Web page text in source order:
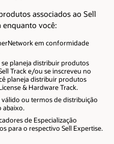
associados ao Sell
enquanto você:
em conformidade
se planeja distribuir produtos
Track e/ou se inscreveu no
planeja distribuir produtos
& Hardware Track.
ou termos de distribuição
abaixo.
de Especialização
para o respectivo Sell Expertise.